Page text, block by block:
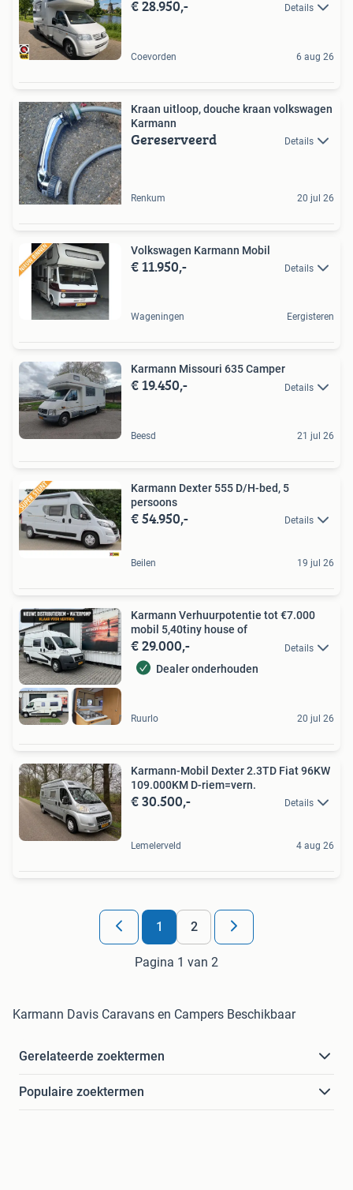
€ 28.950,- Details
Coevorden 6 aug 26
Kraan uitloop, douche kraan volkswagen
Karmann
Gereserveerd Details
Renkum 20 jul 26
Volkswagen Karmann Mobil
€ 11.950,- Details
Wageningen Eergisteren
Karmann Missouri 635 Camper
€ 19.450,- Details
Beesd 21 jul 26
Karmann Dexter 555 D/H-bed, 5
persoons
€ 54.950,- Details
Beilen 19 jul 26
Karmann Verhuurpotentie tot €7.000
mobil 5,40tiny house of
€ 29.000,- Details
Dealer onderhouden
Ruurlo 20 jul 26
Karmann-Mobil Dexter 2.3TD Fiat 96KW
109.000KM D-riem=vern.
€ 30.500,- Details
Lemelerveld 4 aug 26
1 2
Pagina 1 van 2
Karmann Davis Caravans en Campers Beschikbaar
Gerelateerde zoektermen
Populaire zoektermen